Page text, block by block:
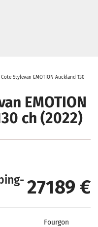
Cote Stylevan EMOTION Auckland 130
EMOTION
ch (2022)
27189 €
Fourgon